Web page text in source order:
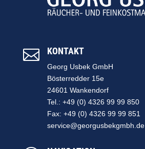
 KONTAKT
Georg Usbek GmbH
Bösterredder 15e
24601 Wankendorf
Tel.: +49 (0) 4326 99 99 850
Fax: +49 (0) 4326 99 99 851
service@georgusbekgmbh.de